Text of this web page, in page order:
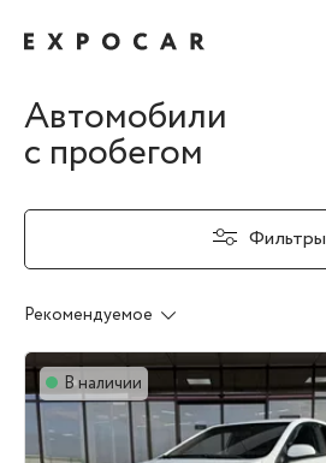
Автомобили
с пробегом
Фильтры
Рекомендуемое
В наличии